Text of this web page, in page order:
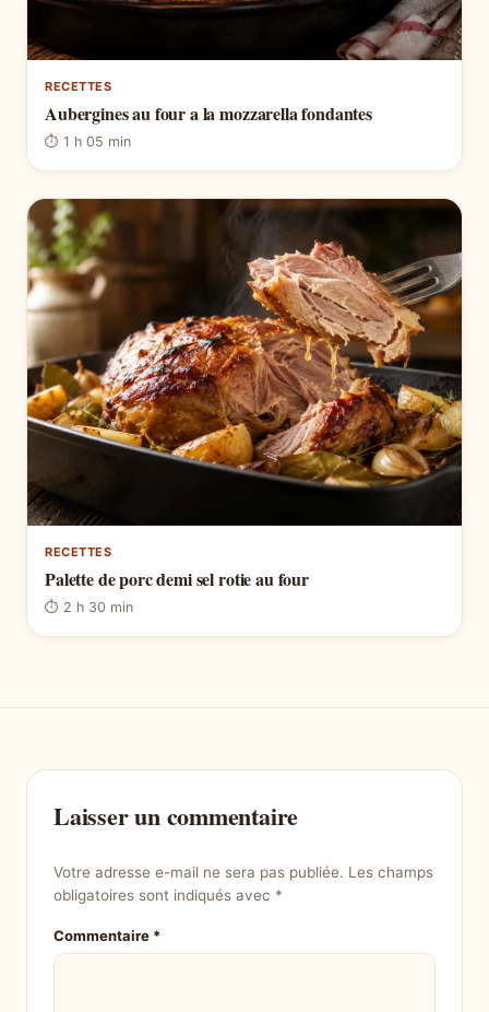
RECETTES
Aubergines au four a la mozzarella fondantes
⏱ 1 h 05 min
RECETTES
Palette de porc demi sel rotie au four
⏱ 2 h 30 min
Laisser un commentaire
Votre adresse e-mail ne sera pas publiée. Les champs
obligatoires sont indiqués avec *
Commentaire *